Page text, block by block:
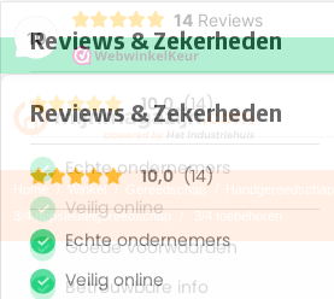
10
14 Reviews
Home / Winkel / Gereedschap Handgereedschap
3/4 dopsleutelgereedschap
/ 3/4 toebehoren